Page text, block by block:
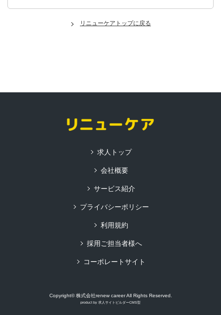
リニューケアトップに戻る
求人トップ
会社概要
サービス紹介
プライバシーポリシー
利用規約
採用ご担当者様へ
コーポレートサイト
Copyright© 株式会社renew career All Rights Reserved.
product by 求人サイトビルダーCMS型